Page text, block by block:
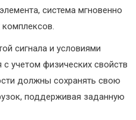
система мгновенно
сигнала и условиями
учетом физических свойств
должны сохранять свою
поддерживая заданную